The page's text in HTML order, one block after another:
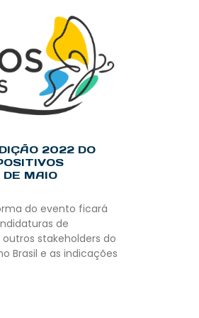
2022 DO
DE MAIO
do evento ficará
de
stakeholders do
Brasil e as indicações